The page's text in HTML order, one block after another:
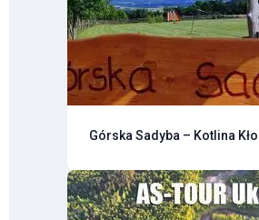
Górska Sadyba – Kotlina